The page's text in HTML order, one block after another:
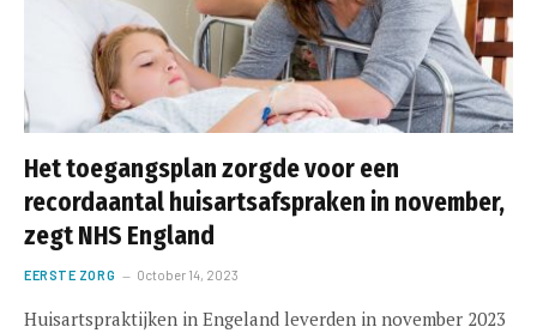
Het toegangsplan zorgde voor een
recordaantal huisartsafspraken in november,
zegt NHS England
EERSTE ZORG October 14, 2023
Huisartspraktijken in Engeland leverden in november 2023